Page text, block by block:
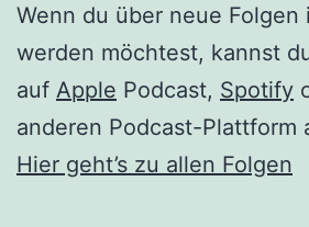
Wenn du über neue Folgen
werden möchtest, kannst
auf Apple Podcast, Spotify
anderen Podcast-Plattform
Hier geht’s zu allen Folgen